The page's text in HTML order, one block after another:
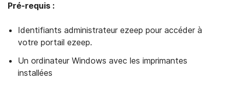
Pré-requis :
Identifiants administrateur ezeep pour accéder à
votre portail ezeep.
Un ordinateur Windows avec les imprimantes
installées